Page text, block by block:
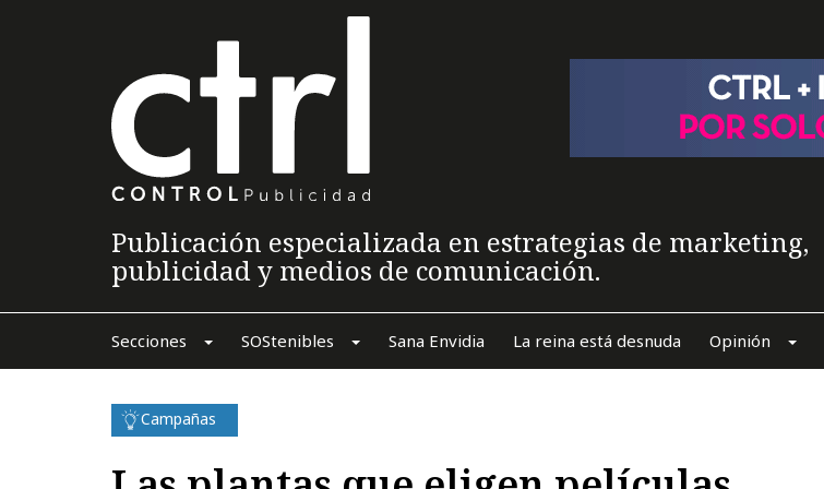
Publicación especializada en estrategias de marketing,
publicidad y medios de comunicación.
Secciones SOStenibles Sana Envidia La reina está desnuda Opinión
Campañas